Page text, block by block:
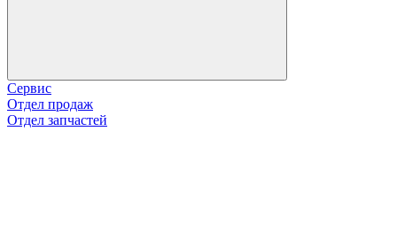
Сервис
Отдел продаж
Отдел запчастей